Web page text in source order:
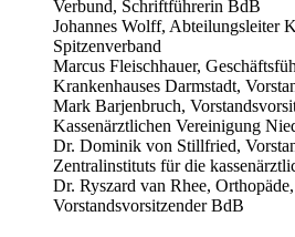
Verbund, Schriftführerin BdB
Johannes Wolff, Abteilungsleiter
Spitzenverband
Marcus Fleischhauer,
Krankenhauses Darmstadt,
Mark Barjenbruch,
Kassenärztlichen Vereinigung
Dr. Dominik von Stillfried,
Zentralinstituts für die
Dr. Ryszard van Rhee, Orthopäde,
Vorstandsvorsitzender BdB